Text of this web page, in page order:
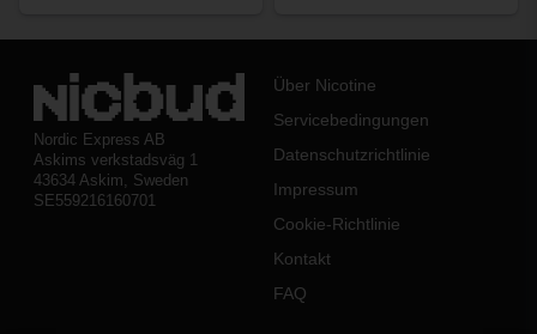
Nordic Express AB
Askims verkstadsväg 1
43634 Askim, Sweden
SE559216160701
Über Nicotine
Servicebedingungen
Datenschutzrichtlinie
Impressum
Cookie-Richtlinie
Kontakt
FAQ